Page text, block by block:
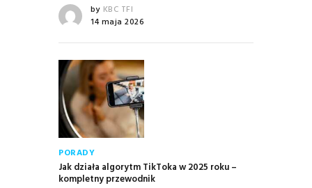
by KBC TFI
14 maja 2026
PORADY
Jak działa algorytm TikToka w 2025 roku –
kompletny przewodnik